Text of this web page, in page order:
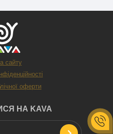
сайту
оферти
НА KAVA